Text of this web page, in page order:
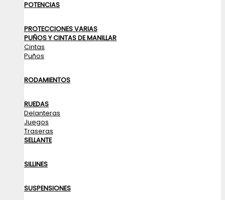
POTENCIAS
PROTECCIONES VARIAS
PUÑOS Y CINTAS DE MANILLAR
Cintas
Puños
RODAMIENTOS
RUEDAS
Delanteras
Juegos
Traseras
SELLANTE
SILLINES
SUSPENSIONES